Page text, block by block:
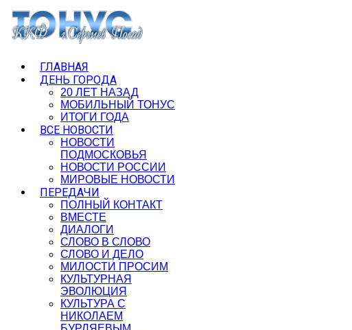
ГЛАВНАЯ
ДЕНЬ ГОРОДА
20 ЛЕТ НАЗАД
МОБИЛЬНЫЙ ТОНУС
ИТОГИ ГОДА
ВСЕ НОВОСТИ
НОВОСТИ
ПОДМОСКОВЬЯ
НОВОСТИ РОССИИ
МИРОВЫЕ НОВОСТИ
ПЕРЕДАЧИ
ПОЛНЫЙ КОНТАКТ
ВМЕСТЕ
ДИАЛОГИ
СЛОВО В СЛОВО
СЛОВО И ДЕЛО
МИЛОСТИ ПРОСИМ
КУЛЬТУРНАЯ
ЭВОЛЮЦИЯ
КУЛЬТУРА С
НИКОЛАЕМ